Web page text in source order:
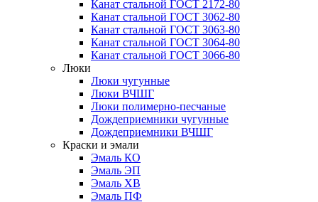
Канат стальной ГОСТ 2172-80
Канат стальной ГОСТ 3062-80
Канат стальной ГОСТ 3063-80
Канат стальной ГОСТ 3064-80
Канат стальной ГОСТ 3066-80
Люки
Люки чугунные
Люки ВЧШГ
Люки полимерно-песчаные
Дождеприемники чугунные
Дождеприемники ВЧШГ
Краски и эмали
Эмаль КО
Эмаль ЭП
Эмаль ХВ
Эмаль ПФ